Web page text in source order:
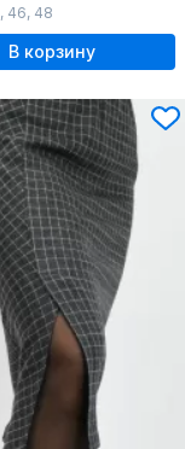
, 46, 48
В корзину